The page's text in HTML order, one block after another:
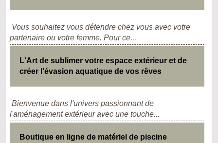
Vous souhaitez vous détendre chez vous avec votre
partenaire ou votre femme. Pour ce...
L'Art de sublimer votre espace extérieur et de
créer l'évasion aquatique de vos rêves
Bienvenue dans l'univers passionnant de
l'aménagement extérieur avec une touche...
Boutique en ligne de matériel de piscine